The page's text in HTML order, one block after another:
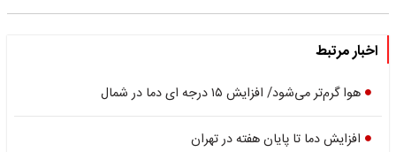
اخبار مرتبط
هوا گرم‌تر می‌شود/ افزایش ۱۵ درجه ای دما در شمال
افزایش دما تا پایان هفته در تهران